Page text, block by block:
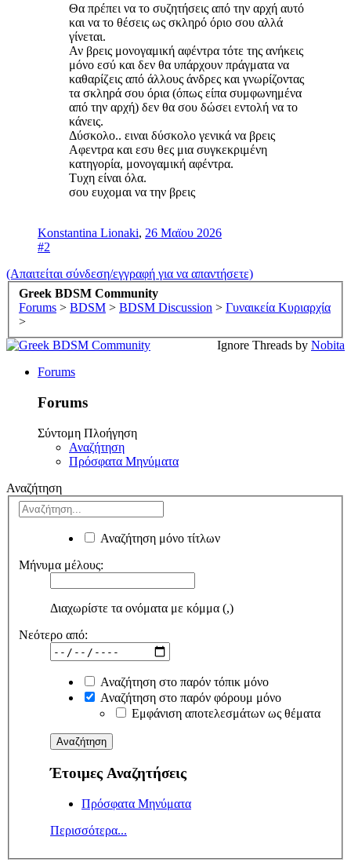
Θα πρέπει να το συζητήσεις από την αρχή αυτό
και να το θέσεις ως σκληρό όριο σου αλλά
γίνεται.
Αν βρεις μονογαμική αφέντρα τότε της ανήκεις
μόνο εσύ και δεν θα υπάρχουν πράγματα να
καθαρίζεις από άλλους άνδρες και γνωρίζοντας
τα σκληρά σου όρια (όπως είπα συμφωνημένα
από την αρχή) δεν θα σου δώσει εντολή να το
κάνεις.
Δύσκολο.. ειναι δύσκολο γενικά να βρεις
Αφεντρα και εσυ θες μια συγκεκριμένη
κατηγορία, μονογαμική αφέντρα.
Τυχη είναι όλα.
σου ευχομαι να την βρεις
Konstantina Lionaki, 26 Μαϊου 2026
#2
(Απαιτείται σύνδεση/εγγραφή για να απαντήσετε)
Greek BDSM Community
Forums > BDSM > BDSM Discussion > Γυναικεία Κυριαρχία
>
Ignore Threads by Nobita
Forums
Forums
Σύντομη Πλοήγηση
Αναζήτηση
Πρόσφατα Μηνύματα
Αναζήτηση
Αναζήτηση μόνο τίτλων
Μήνυμα μέλους:
Διαχωρίστε τα ονόματα με κόμμα (,)
Νεότερο από:
Αναζήτηση στο παρόν τόπικ μόνο
Αναζήτηση στο παρόν φόρουμ μόνο
Εμφάνιση αποτελεσμάτων ως θέματα
Έτοιμες Αναζητήσεις
Πρόσφατα Μηνύματα
Περισσότερα...